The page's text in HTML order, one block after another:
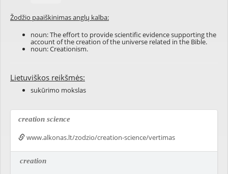
Žodžio paaiškinimas anglų kalba:
noun: The effort to provide scientific evidence supporting the
account of the creation of the universe related in the Bible.
noun: Creationism.
Lietuviškos reikšmės:
sukūrimo mokslas
creation science
www.alkonas.lt/zodzio/creation-science/vertimas
creation